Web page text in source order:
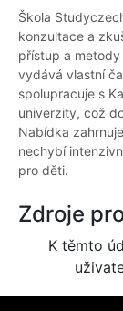
Škola
konzultace a
přístup a
vydává vlastní
spolupracuje s
univerzity, což
Nabídka
nechybí
pro děti.
Zdroje
K těmto